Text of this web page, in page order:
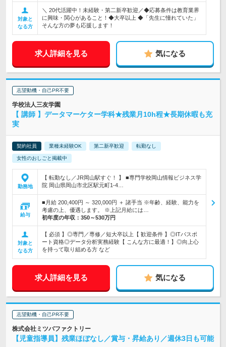
対象と
なる方
＼ 20代活躍中！未経験・第二新卒歓迎／◆応募条件は教育業界
に興味・関心があること！◆大卒以上 ◆「先生に憧れていた」
そんな方の夢も応援します！
求人詳細を見る 気になる
志望動機・自己PR不要
学校法人三友学園
【 講師 】データマーケター学科★残業月10h程★長期休暇も充
実
契約社員 業種未経験OK 第二新卒歓迎 転勤なし
女性のおしごと掲載中
勤務地
【 転勤なし／JR岡山駅すぐ！ 】 ■専門学校岡山情報ビジネス学
院 岡山県岡山市北区駅元町1-4…
給与
■月給 200,400円 ～ 320,000円 ＋ 諸手当 ※年齢、経験、能力を
考慮の上、優遇します。 ※上記月給には…
初年度の年収： 350～530万円
対象と
なる方
【 必須 】◎専門／専修／短大卒以上【 歓迎条件 】◎ITパスポ
ート資格◎データ分析実務経験【 こんな方に最適！】◎向上心
を持って取り組める方 など
求人詳細を見る 気になる
志望動機・自己PR不要
株式会社ミツバファクトリー
【児童指導員】残業ほぼなし／賞与・昇給あり／週休3日も可能